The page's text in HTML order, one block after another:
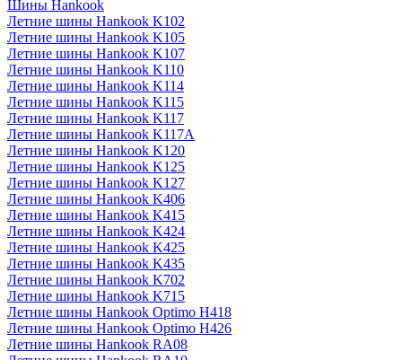
Шины Hankook
Летние шины Hankook K102
Летние шины Hankook K105
Летние шины Hankook K107
Летние шины Hankook K110
Летние шины Hankook K114
Летние шины Hankook K115
Летние шины Hankook K117
Летние шины Hankook K117A
Летние шины Hankook K120
Летние шины Hankook K125
Летние шины Hankook K127
Летние шины Hankook K406
Летние шины Hankook K415
Летние шины Hankook K424
Летние шины Hankook K425
Летние шины Hankook K435
Летние шины Hankook K702
Летние шины Hankook K715
Летние шины Hankook Optimo H418
Летние шины Hankook Optimo H426
Летние шины Hankook RA08